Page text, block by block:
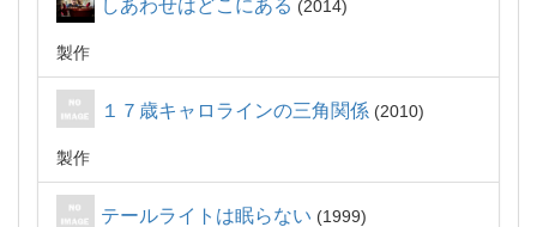
しあわせはどこにある 2014
製作
１７歳キャロラインの三角関係 2010
製作
テールライトは眠らない 1999